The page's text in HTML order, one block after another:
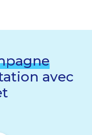
avec